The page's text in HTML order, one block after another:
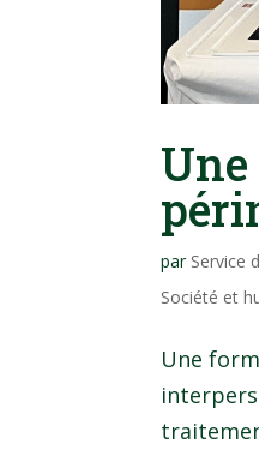
par Service
Société et
Une